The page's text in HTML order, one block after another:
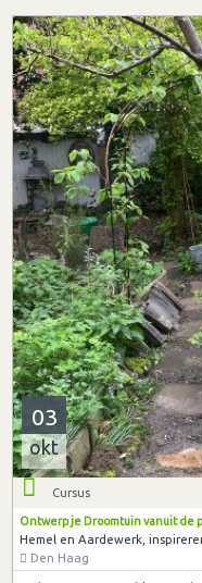
03
okt
Cursus
Ontwerp je Droomtuin vanuit de
Hemel en Aardewerk,
Den Haag